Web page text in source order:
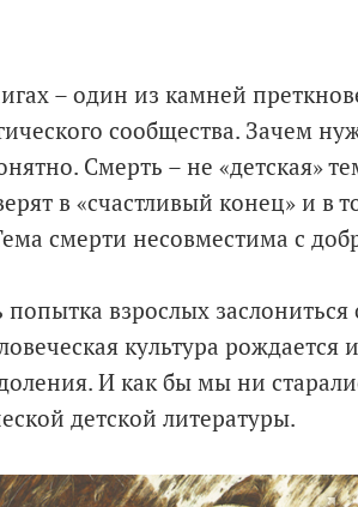
– один из камней
сообщества. Зачем
Смерть – не «детская»
в «счастливый конец» и в
смерти несовместима с
взрослых
культура рождается
И как бы мы ни
детской литературы.